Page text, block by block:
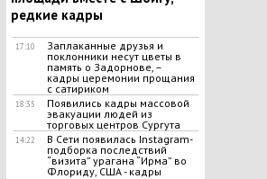
редкие кадры
17:10
Заплаканные друзья и
поклонники несут цветы в
память о Задорнове, –
кадры церемонии прощания
с сатириком
18:35
Появились кадры массовой
эвакуации людей из
торговых центров Сургута
14:22
В Сети появилась Іnstagram-
подборка последствий
“визита” урагана “Ирма” во
Флориду, США - кадры